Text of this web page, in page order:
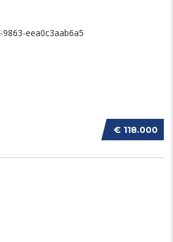
€ 118.000